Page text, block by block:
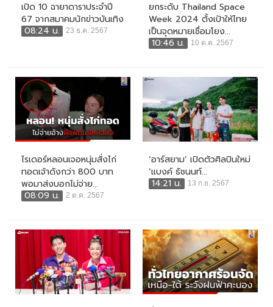
เปิด 10 ฉายาดาราประจำปี
67 จากสมาคมนักข่าวบันเทิง
08:24 น.
23 ธ.ค. 2567
ยกระดับ Thailand Space
Week 2024 ตั้งเป้าให้ไทย
เป็นจุดหมายเชื่อมโยง...
10:46 น.
10 ต.ค. 2567
ไรเดอร์หลอนเจอหนุ่มสั่งไก่
ทอดเจ้าดังกว่า 800 บาท
พอมาส่งบอกไม่จ่าย...
08:09 น.
2 ต.ค. 2567
‘อาร์สยาม’ เปิดตัวศิลปินใหม่
‘แบงค์ ธัชนนท์...
14:21 น.
13 ก.ย. 2567